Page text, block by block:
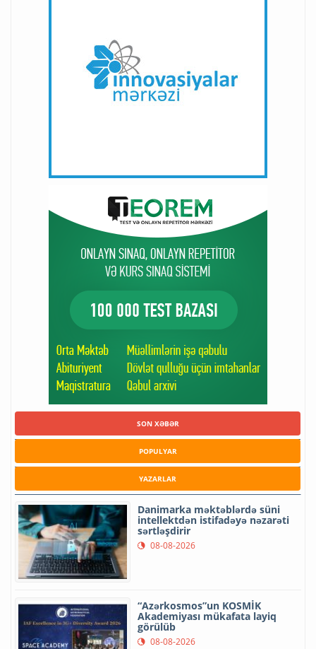
SON XƏBƏR
POPULYAR
YAZARLAR
Danimarka məktəblərdə süni
intellektdən istifadəyə nəzarəti
sərtləşdirir
08-08-2026
“Azərkosmos”un KOSMİK
Akademiyası mükafata layiq
görülüb
08-08-2026